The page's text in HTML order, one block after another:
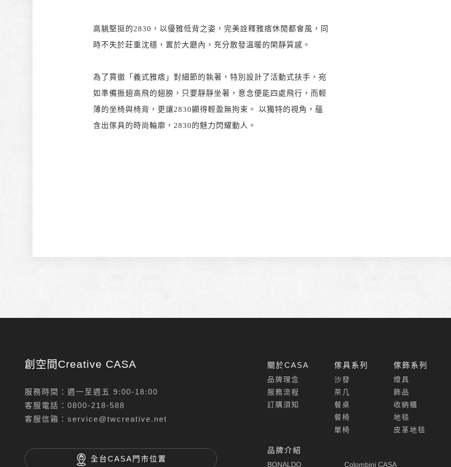
高䠷堅挺的2830，以優雅低背之姿，完美詮釋雅痞休閒都會風，同
時不失於莊重沈穩，置於大廳內，充分散發溫暖的閑靜質感。
為了貫徹「義式雅痞」對細節的執著，特別設計了活動式扶手，宛
如準備振翅高飛的翅膀，只要靜靜坐著，意念便能四處飛行，而輕
薄的坐椅與椅背，更讓2830顯得輕盈無拘束。 以獨特的視角，蘊
含出傢具的時尚輪廓，2830的魅力閃耀動人。
創空間Creative CASA
服務時間：週一至週五 9:00-18:00
客服電話： 0800-218-588
客服信箱： service@twcreative.net
全台CASA門市位置
關於CASA
品牌理念
服務流程
訂購須知
傢具系列
沙發
茶几
餐桌
餐椅
單椅
傢飾系列
燈具
飾品
收納櫃
地毯
皮革地毯
品牌介紹
BONALDO Colombini CASA